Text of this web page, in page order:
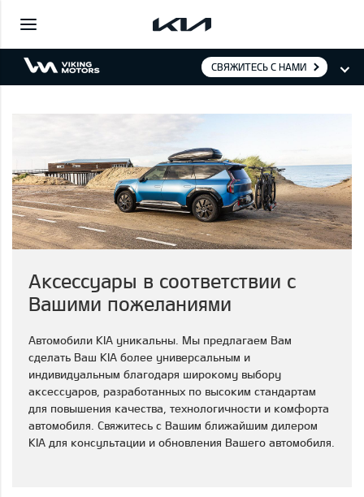
СВЯЖИТЕСЬ С НАМИ
Аксессуары в соответствии с
Вашими пожеланиями
Автомобили KIA уникальны. Мы предлагаем Вам
сделать Ваш KIA более универсальным и
индивидуальным благодаря широкому выбору
аксессуаров, разработанных по высоким стандартам
для повышения качества, технологичности и комфорта
автомобиля. Свяжитесь с Вашим ближайшим дилером
KIA для консультации и обновления Вашего автомобиля.